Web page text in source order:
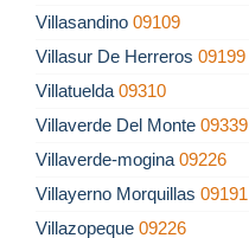
Villasandino 09109
Villasur De Herreros 09199
Villatuelda 09310
Villaverde Del Monte 09339
Villaverde-mogina 09226
Villayerno Morquillas 09191
Villazopeque 09226